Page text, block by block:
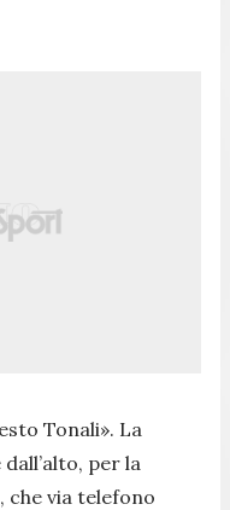
Tonali». La
per la
che via telefono